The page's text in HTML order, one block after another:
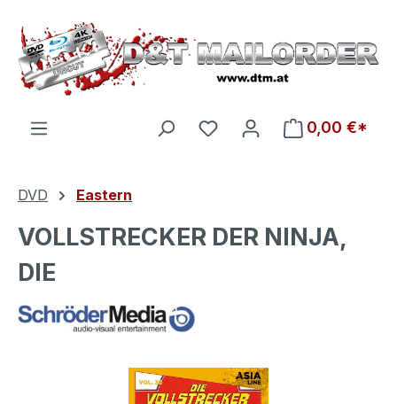
Zum Hauptinhalt springen
Du hast 0 Produkte auf
0,00 €*
DVD Eastern
VOLLSTRECKER DER NINJA,
DIE
Bildergalerie überspringen